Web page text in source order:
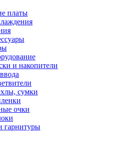
платы
и накопители
сумки
очки
гарнитуры